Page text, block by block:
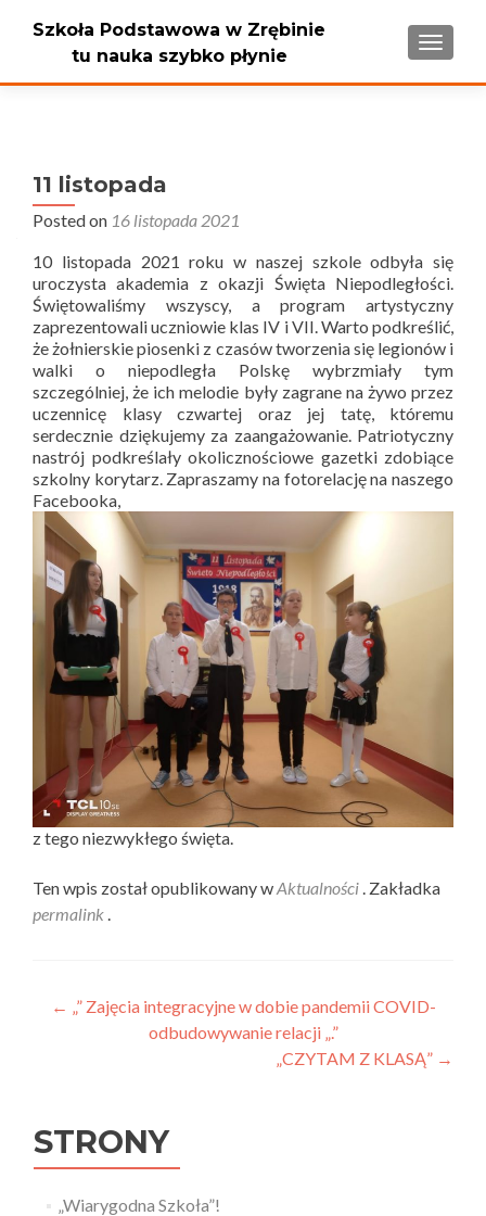
Szkoła Podstawowa w Zrębinie
tu nauka szybko płynie
11 listopada
Posted on 16 listopada 2021
10 listopada 2021 roku w naszej szkole odbyła się
uroczysta akademia z okazji Święta Niepodległości.
Świętowaliśmy wszyscy, a program artystyczny
zaprezentowali uczniowie klas IV i VII. Warto podkreślić,
że żołnierskie piosenki z czasów tworzenia się legionów i
walki o niepodległa Polskę wybrzmiały tym
szczególniej, że ich melodie były zagrane na żywo przez
uczennicę klasy czwartej oraz jej tatę, któremu
serdecznie dziękujemy za zaangażowanie. Patriotyczny
nastrój podkreślały okolicznościowe gazetki zdobiące
szkolny korytarz. Zapraszamy na fotorelację na naszego
Facebooka,
z tego niezwykłego święta.
Ten wpis został opublikowany wAktualności . Zakładka
permalink .
Nawigacja wpisu
← „” Zajęcia integracyjne w dobie pandemii COVID-
odbudowywanie relacji „.”
„CZYTAM Z KLASĄ” →
STRONY
„Wiarygodna Szkoła”!